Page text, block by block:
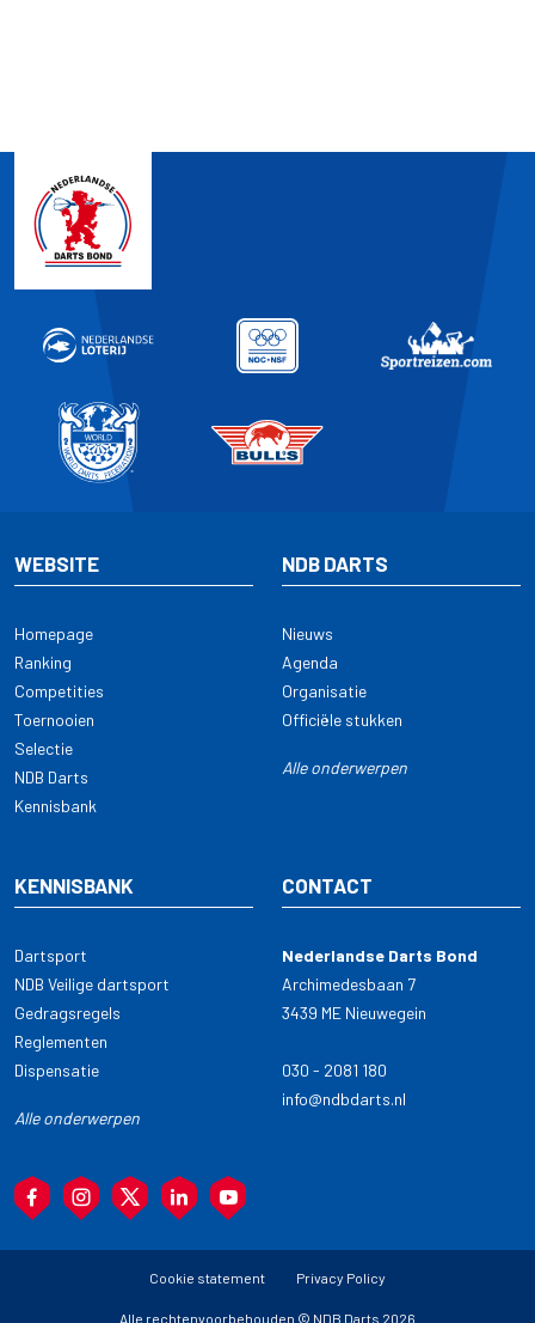
WEBSITE
Homepage
Ranking
Competities
Toernooien
Selectie
NDB Darts
Kennisbank
NDB DARTS
Nieuws
Agenda
Organisatie
Officiële stukken
Alle onderwerpen
KENNISBANK
Dartsport
NDB Veilige dartsport
Gedragsregels
Reglementen
Dispensatie
Alle onderwerpen
CONTACT
Nederlandse Darts Bond
Archimedesbaan 7
3439 ME Nieuwegein
030 - 2081 180
info@ndbdarts.nl
Cookie statement Privacy Policy
Alle rechtenvoorbehouden © NDB Darts 2026